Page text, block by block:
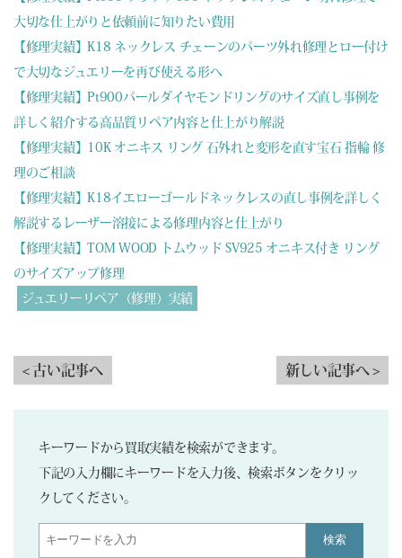
大切な仕上がりと依頼前に知りたい費用
【修理実績】K18 ネックレス チェーンのパーツ外れ修理とロー付け
で大切なジュエリーを再び使える形へ
【修理実績】Pt900パールダイヤモンドリングのサイズ直し事例を
詳しく紹介する高品質リペア内容と仕上がり解説
【修理実績】10K オニキス リング 石外れと変形を直す宝石 指輪 修
理のご相談
【修理実績】K18イエローゴールドネックレスの直し事例を詳しく
解説するレーザー溶接による修理内容と仕上がり
【修理実績】TOM WOOD トムウッド SV925 オニキス付き リング
のサイズアップ修理
ジュエリーリペア（修理）実績
< 古い記事へ 新しい記事へ >
キーワードから買取実績を検索ができます。
下記の入力欄にキーワードを入力後、検索ボタンをクリッ
クしてください。
検索